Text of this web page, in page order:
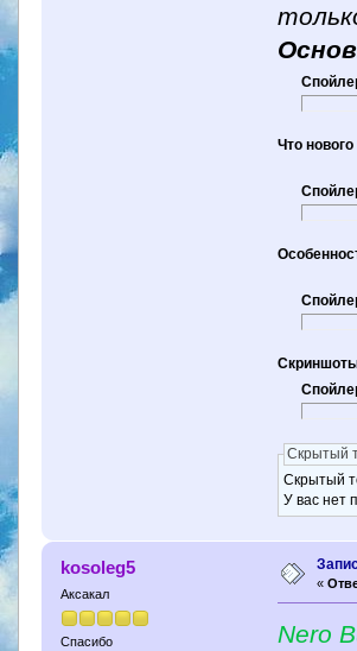
Что
Скрытый
Скрытый
У вас нет
kosoleg5
Аксакал
Спасибо
«
Nero